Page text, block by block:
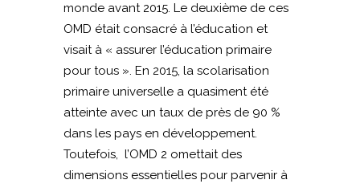
monde avant 2015. Le deuxième de ces
OMD était consacré à l’éducation et
visait à « assurer l’éducation primaire
pour tous ». En 2015, la scolarisation
primaire universelle a quasiment été
atteinte avec un taux de près de 90 %
dans les pays en développement.
Toutefois, l’OMD 2 omettait des
dimensions essentielles pour parvenir à